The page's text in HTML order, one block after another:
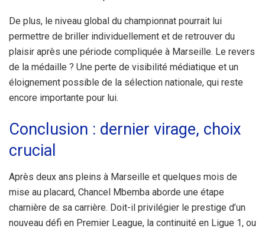
De plus, le niveau global du championnat pourrait lui
permettre de briller individuellement et de retrouver du
plaisir après une période compliquée à Marseille. Le revers
de la médaille ? Une perte de visibilité médiatique et un
éloignement possible de la sélection nationale, qui reste
encore importante pour lui.
Conclusion : dernier virage, choix
crucial
Après deux ans pleins à Marseille et quelques mois de
mise au placard, Chancel Mbemba aborde une étape
charnière de sa carrière. Doit-il privilégier le prestige d’un
nouveau défi en Premier League, la continuité en Ligue 1, ou